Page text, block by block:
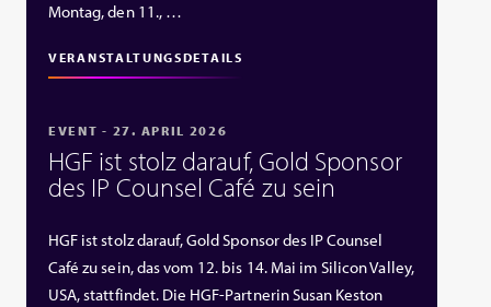
Montag, den 11., …
VERANSTALTUNGSDETAILS
EVENT - 27. APRIL 2026
HGF ist stolz darauf, Gold Sponsor
des IP Counsel Café zu sein
HGF ist stolz darauf, Gold Sponsor des IP Counsel
Café zu sein, das vom 12. bis 14. Mai im Silicon Valley,
USA, stattfindet. Die HGF‑Partnerin Susan Keston